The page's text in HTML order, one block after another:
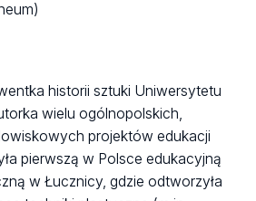
historii sztuki Uniwersytetu
wielu ogólnopolskich,
projektów edukacji
pierwszą w Polsce edukacyjną
w Łucznicy, gdzie odtworzyła